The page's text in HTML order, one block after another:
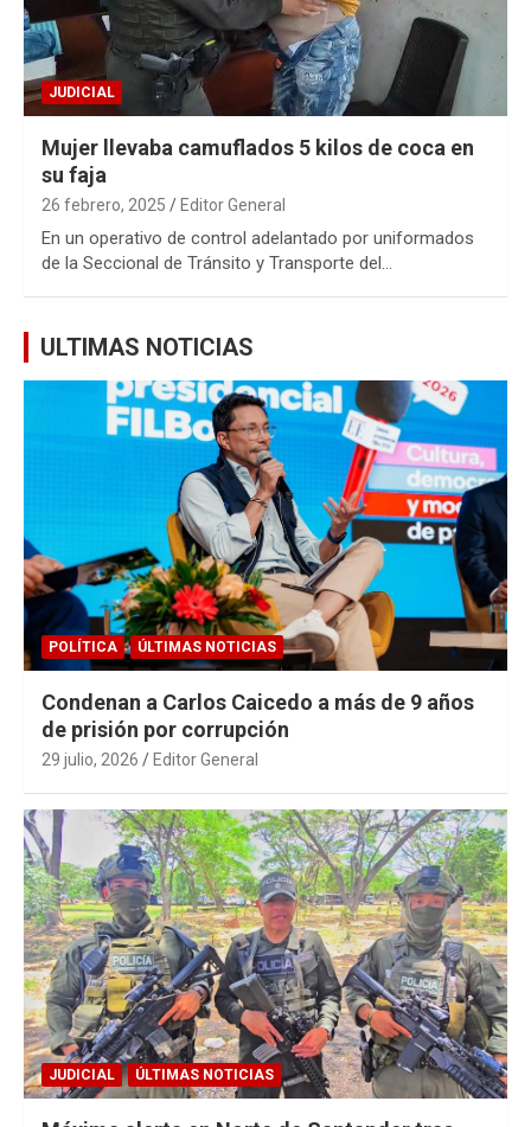
JUDICIAL
Mujer llevaba camuflados 5 kilos de coca en
su faja
26 febrero, 2025 Editor General
En un operativo de control adelantado por uniformados
de la Seccional de Tránsito y Transporte del…
ULTIMAS NOTICIAS
POLÍTICA ÚLTIMAS NOTICIAS
Condenan a Carlos Caicedo a más de 9 años
de prisión por corrupción
29 julio, 2026 Editor General
JUDICIAL ÚLTIMAS NOTICIAS